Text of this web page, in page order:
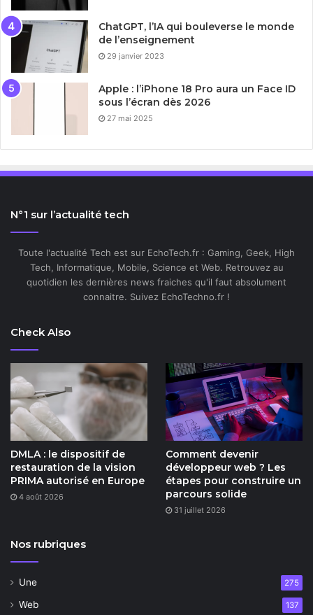
ChatGPT, l’IA qui bouleverse le monde
de l’enseignement
29 janvier 2023
Apple : l’iPhone 18 Pro aura un Face ID
sous l’écran dès 2026
27 mai 2025
N°1 sur l’actualité tech
Toute l'actualité Tech est sur EchoTech.fr : Gaming, Geek, High
Tech, Informatique, Mobile, Science et Web. Retrouvez au
quotidien les dernières news fraiches qu'il faut absolument
connaitre. Suivez EchoTechno.fr !
Check Also
DMLA : le dispositif de
restauration de la vision
PRIMA autorisé en Europe
4 août 2026
Comment devenir
développeur web ? Les
étapes pour construire un
parcours solide
31 juillet 2026
Nos rubriques
Une 275
Web 137